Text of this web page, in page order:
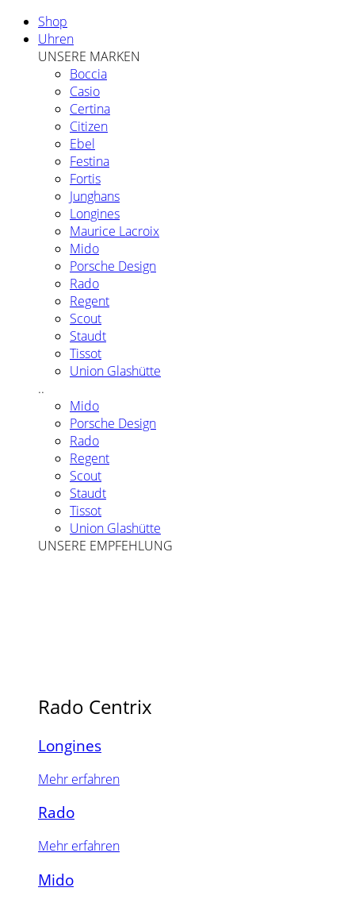
Shop
Uhren
UNSERE MARKEN
Boccia
Casio
Certina
Citizen
Ebel
Festina
Fortis
Junghans
Longines
Maurice Lacroix
Mido
Porsche Design
Rado
Regent
Scout
Staudt
Tissot
Union Glashütte
..
Mido
Porsche Design
Rado
Regent
Scout
Staudt
Tissot
Union Glashütte
UNSERE EMPFEHLUNG
Rado Centrix
Longines
Mehr erfahren
Rado
Mehr erfahren
Mido